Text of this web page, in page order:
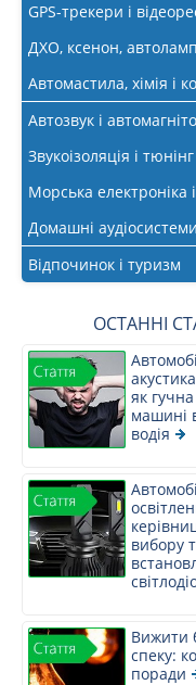
GPS-трекери і
ДХО, ксенон,
Автомастила, хімія і
Автозвук і
Звукоізоляція і тюнінг
Морська електроніка
Домашні аудіосистеми
Відпочинок і туризм
ОСТАННІ
як
машині
водія
вибору
Вижити
спеку:
поради